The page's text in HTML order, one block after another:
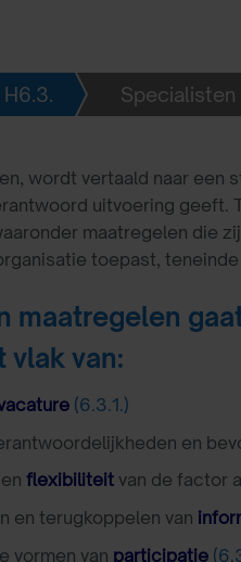
H6.3. Specialisten
wordt vertaald naar een
uitvoering geeft.
maatregelen die
toepast,
maatregelen
vlak van:
(6.3.1.)
en
flexibiliteitvan de factor
en terugkoppelen van
vormen van participatie